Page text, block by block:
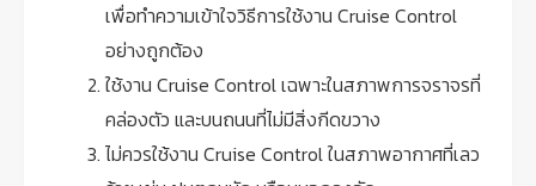
เพื่อทำความเข้าใจวิธีการใช้งาน Cruise Control
อย่างถูกต้อง
ใช้งาน Cruise Control เฉพาะในสภาพการจราจรที่
คล่องตัว และบนถนนที่ไม่มีสิ่งกีดขวาง
ไม่ควรใช้งาน Cruise Control ในสภาพอากาศที่เลว